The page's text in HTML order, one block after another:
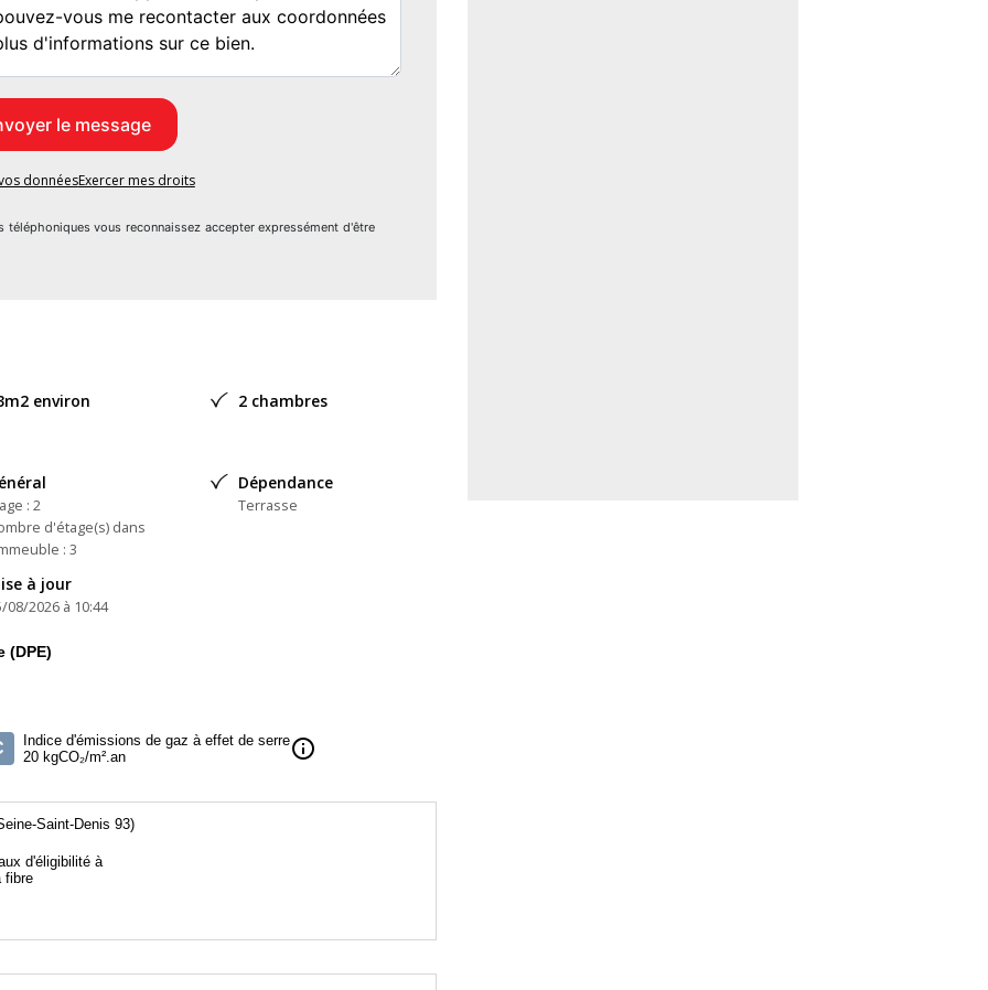
euros
: NC
en cours
donnéesExercer mes droits
vous reconnaissez accepter expressément d'être
environ 2 chambres
: 2
d'étage(s) dans
: 3
Dépendance
Terrasse
à jour
08/2026 à 10:44
(DPE)
Indice d'émissions de gaz à effet de serre
20 kgCO₂/m².an
info
Saint-Denis 93)
d'éligibilité à
fibre